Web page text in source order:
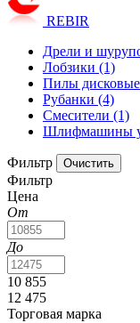
REBIR
Дрели и
Лобзики (1)
Пилы дисковые
Рубанки (4)
Смесители (1)
Шлифмашины
Фильтр
Фильтр
Цена
От
До
10 855
12 475
Торговая марка